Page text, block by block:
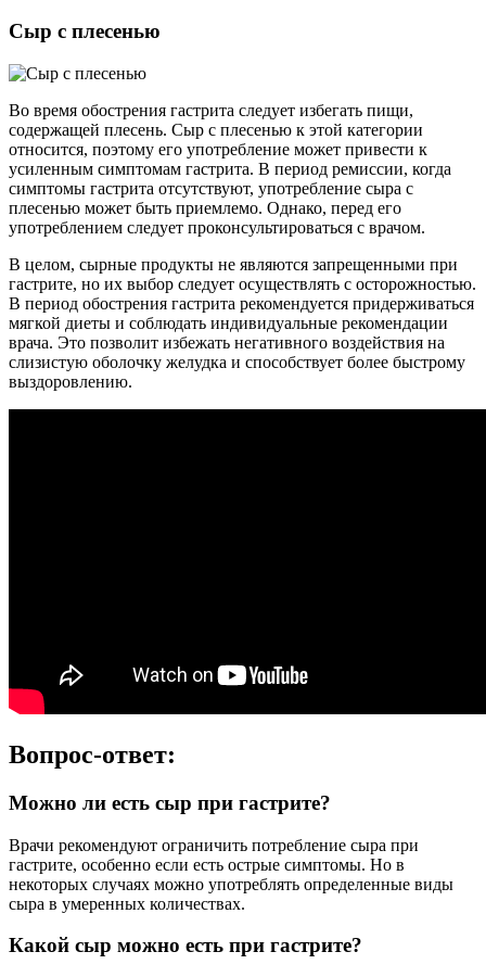
Сыр с плесенью
Во время обострения гастрита следует избегать пищи,
содержащей плесень. Сыр с плесенью к этой категории
относится, поэтому его употребление может привести к
усиленным симптомам гастрита. В период ремиссии, когда
симптомы гастрита отсутствуют, употребление сыра с
плесенью может быть приемлемо. Однако, перед его
употреблением следует проконсультироваться с врачом.
В целом, сырные продукты не являются запрещенными при
гастрите, но их выбор следует осуществлять с осторожностью.
В период обострения гастрита рекомендуется придерживаться
мягкой диеты и соблюдать индивидуальные рекомендации
врача. Это позволит избежать негативного воздействия на
слизистую оболочку желудка и способствует более быстрому
выздоровлению.
Вопрос-ответ:
Можно ли есть сыр при гастрите?
Врачи рекомендуют ограничить потребление сыра при
гастрите, особенно если есть острые симптомы. Но в
некоторых случаях можно употреблять определенные виды
сыра в умеренных количествах.
Какой сыр можно есть при гастрите?